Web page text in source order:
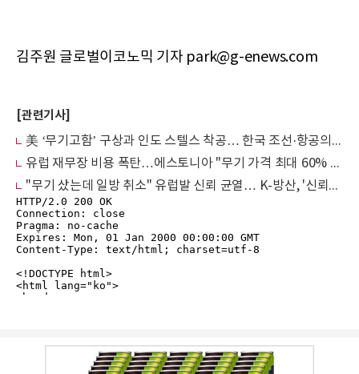
김주원 글로벌이코노믹 기자 park@g-enews.com
[관련기사]
美 ‘무기고함’ 구상과 인도 스텔스 착공… 한국 조선·항공의 기회와 리스크
유럽 재무장 비용 폭탄…에스토니아 "무기 가격 최대 60% 급등"
"무기 샀는데 일방 취소" 유럽발 신뢰 균열… K-방산, '신뢰할 수 있는 대안'으로 우뚝